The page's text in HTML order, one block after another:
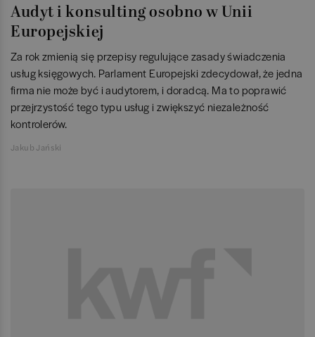
Audyt i konsulting osobno w Unii
Europejskiej
Za rok zmienią się przepisy regulujące zasady świadczenia
usług księgowych. Parlament Europejski zdecydował, że jedna
firma nie może być i audytorem, i doradcą. Ma to poprawić
przejrzystość tego typu usług i zwiększyć niezależność
kontrolerów.
Jakub Jański